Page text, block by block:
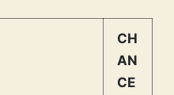
CH
AN
CE